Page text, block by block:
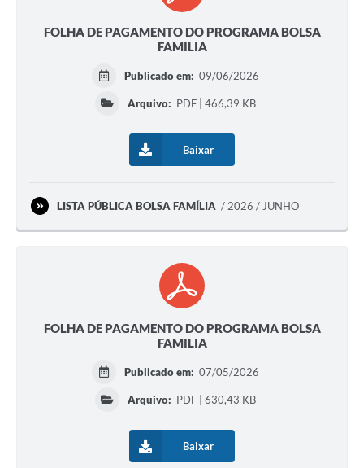
FOLHA DE PAGAMENTO DO PROGRAMA BOLSA
FAMILIA
Publicado em: 09/06/2026
Arquivo: PDF | 466,39 KB
Baixar
LISTA PÚBLICA BOLSA FAMÍLIA 2026 / JUNHO
FOLHA DE PAGAMENTO DO PROGRAMA BOLSA
FAMILIA
Publicado em: 07/05/2026
Arquivo: PDF | 630,43 KB
Baixar